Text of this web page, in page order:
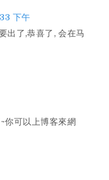
下午
出了,恭喜了, 会在马
你可以上博客來網